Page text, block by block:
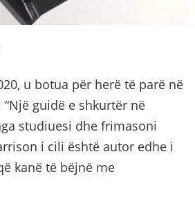
u botua për herë të parë në
guidë e shkurtër në
studiuesi dhe frimasoni
i cili është autor edhe i
kanë të bëjnë me